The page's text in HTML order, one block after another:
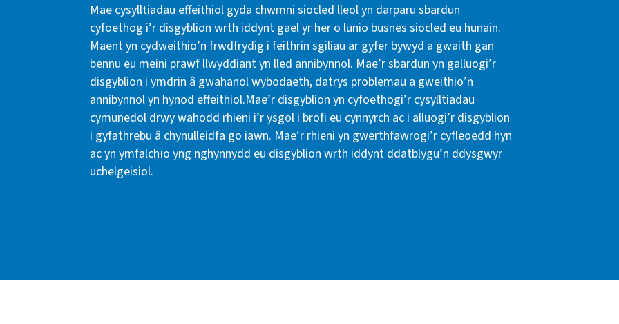
Mae cysylltiadau effeithiol gyda chwmni siocled lleol yn darparu sbardun
cyfoethog i’r disgyblion wrth iddynt gael yr her o lunio busnes siocled eu hunain.
Maent yn cydweithio’n frwdfrydig i feithrin sgiliau ar gyfer bywyd a gwaith gan
bennu eu meini prawf llwyddiant yn lled annibynnol. Mae’r sbardun yn galluogi’r
disgyblion i ymdrin â gwahanol wybodaeth, datrys problemau a gweithio’n
annibynnol yn hynod effeithiol.Mae’r disgyblion yn cyfoethogi’r cysylltiadau
cymunedol drwy wahodd rhieni i’r ysgol i brofi eu cynnyrch ac i alluogi’r disgyblion
i gyfathrebu â chynulleidfa go iawn. Mae‘r rhieni yn gwerthfawrogi’r cyfleoedd hyn
ac yn ymfalchïo yng nghynnydd eu disgyblion wrth iddynt ddatblygu’n ddysgwyr
uchelgeisiol.